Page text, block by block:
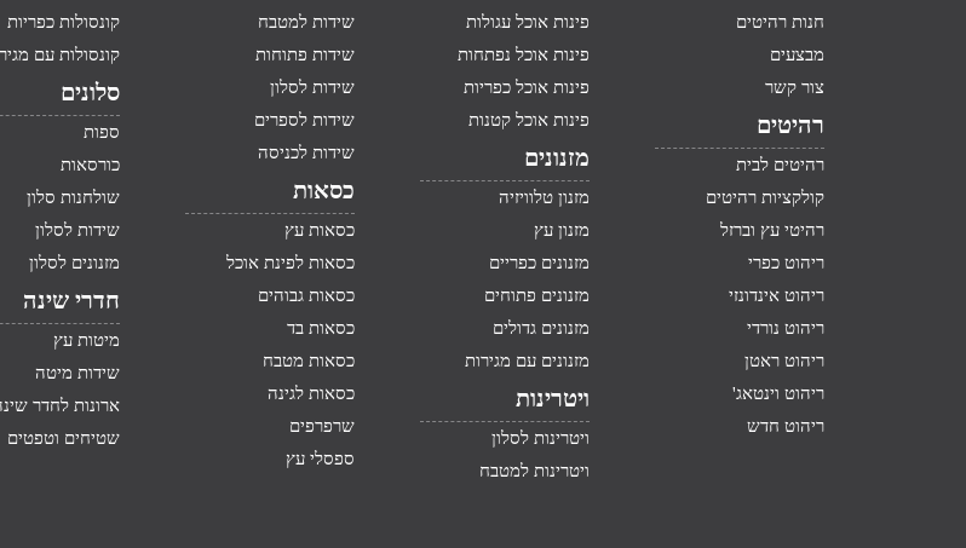
חנות רהיטים
מבצעים
צור קשר
רהיטים
רהיטים לבית
קולקציות רהיטים
רהיטי עץ וברזל
ריהוט כפרי
ריהוט אינדונזי
ריהוט נורדי
ריהוט ראטן
ריהוט וינטאג'
ריהוט חדש
פינות אוכל עגולות
פינות אוכל נפתחות
פינות אוכל כפריות
פינות אוכל קטנות
מזנונים
מזנון טלוויזיה
מזנון עץ
מזנונים כפריים
מזנונים פתוחים
מזנונים גדולים
מזנונים עם מגירות
ויטרינות
ויטרינות לסלון
ויטרינות למטבח
שידות למטבח
שידות פתוחות
שידות לסלון
שידות לספרים
שידות לכניסה
כסאות
כסאות עץ
כסאות לפינת אוכל
כסאות גבוהים
כסאות בד
כסאות מטבח
כסאות לגינה
שרפרפים
ספסלי עץ
קונסולות כפריות
קונסולות עם
סלונים
ספות
כורסאות
שולחנות סלון
שידות לסלון
מזנונים לסלון
חדרי שינה
מיטות עץ
שידות מיטה
ארונות לחדר
שטיחים וטפטים